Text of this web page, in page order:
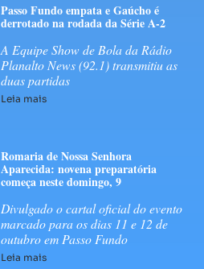
Passo Fundo empata e Gaúcho é
derrotado na rodada da Série A-2
A Equipe Show de Bola da Rádio
Planalto News (92.1) transmitiu as
duas partidas
Leia mais
Romaria de Nossa Senhora
Aparecida: novena preparatória
começa neste domingo, 9
Divulgado o cartal oficial do evento
marcado para os dias 11 e 12 de
outubro em Passo Fundo
Leia mais